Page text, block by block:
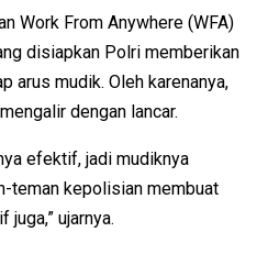
Work From Anywhere (WFA)
disiapkan Polri memberikan
arus mudik. Oleh karenanya,
dengan lancar.
efektif, jadi mudiknya
teman kepolisian membuat
ujarnya.